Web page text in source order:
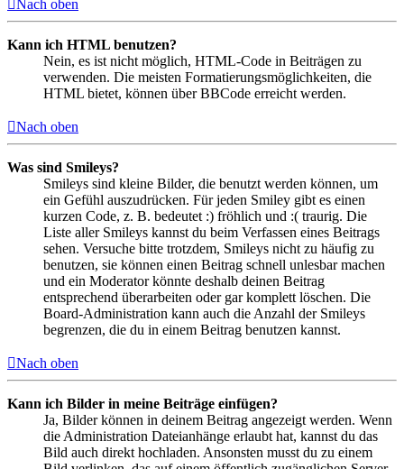
Nach oben
Kann ich HTML benutzen?
Nein, es ist nicht möglich, HTML-Code in Beiträgen zu
verwenden. Die meisten Formatierungsmöglichkeiten, die
HTML bietet, können über BBCode erreicht werden.
Nach oben
Was sind Smileys?
Smileys sind kleine Bilder, die benutzt werden können, um
ein Gefühl auszudrücken. Für jeden Smiley gibt es einen
kurzen Code, z. B. bedeutet :) fröhlich und :( traurig. Die
Liste aller Smileys kannst du beim Verfassen eines Beitrags
sehen. Versuche bitte trotzdem, Smileys nicht zu häufig zu
benutzen, sie können einen Beitrag schnell unlesbar machen
und ein Moderator könnte deshalb deinen Beitrag
entsprechend überarbeiten oder gar komplett löschen. Die
Board-Administration kann auch die Anzahl der Smileys
begrenzen, die du in einem Beitrag benutzen kannst.
Nach oben
Kann ich Bilder in meine Beiträge einfügen?
Ja, Bilder können in deinem Beitrag angezeigt werden. Wenn
die Administration Dateianhänge erlaubt hat, kannst du das
Bild auch direkt hochladen. Ansonsten musst du zu einem